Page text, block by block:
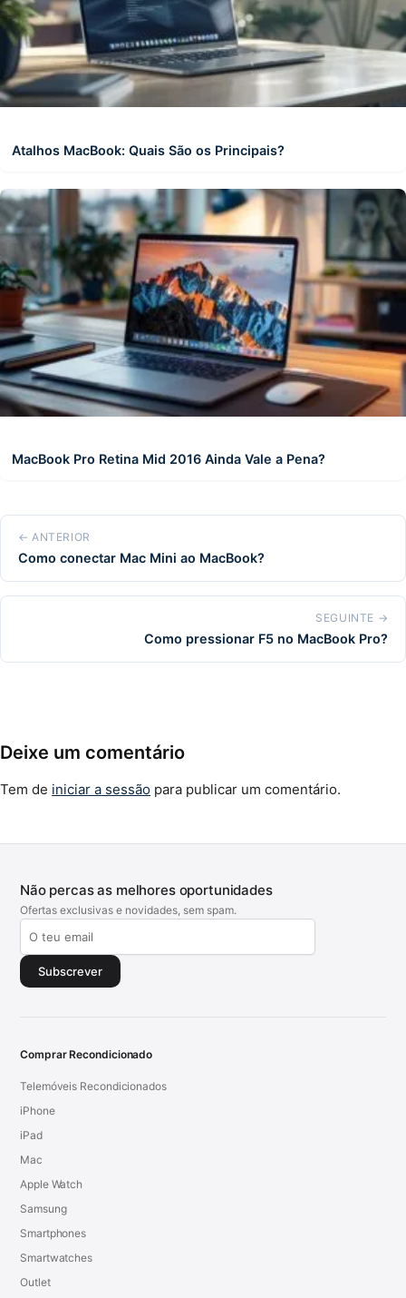
Atalhos MacBook: Quais São os Principais?
MacBook Pro Retina Mid 2016 Ainda Vale a Pena?
← ANTERIOR
Como conectar Mac Mini ao MacBook?
SEGUINTE →
Como pressionar F5 no MacBook Pro?
Deixe um comentário
Tem de iniciar a sessão para publicar um comentário.
Não percas as melhores oportunidades
Ofertas exclusivas e novidades, sem spam.
Subscrever
Comprar Recondicionado
Telemóveis Recondicionados
iPhone
iPad
Mac
Apple Watch
Samsung
Smartphones
Smartwatches
Outlet